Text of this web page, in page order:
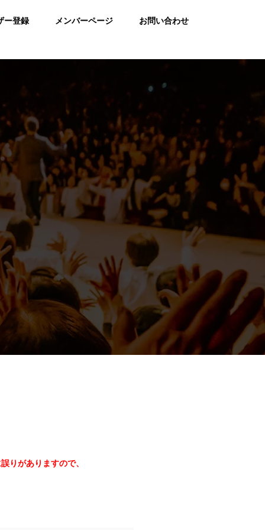
ー登録 メンバーページ お問い合わせ
りがありますので、